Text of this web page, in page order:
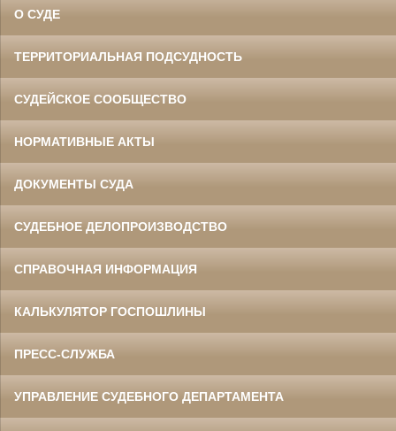
О СУДЕ
ТЕРРИТОРИАЛЬНАЯ ПОДСУДНОСТЬ
СУДЕЙСКОЕ СООБЩЕСТВО
НОРМАТИВНЫЕ АКТЫ
ДОКУМЕНТЫ СУДА
СУДЕБНОЕ ДЕЛОПРОИЗВОДСТВО
СПРАВОЧНАЯ ИНФОРМАЦИЯ
КАЛЬКУЛЯТОР ГОСПОШЛИНЫ
ПРЕСС-СЛУЖБА
УПРАВЛЕНИЕ СУДЕБНОГО ДЕПАРТАМЕНТА